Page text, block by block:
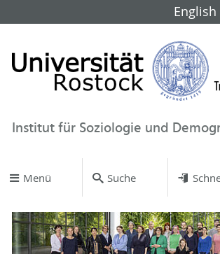
English
Institut für Soziologie und
Menü Suche